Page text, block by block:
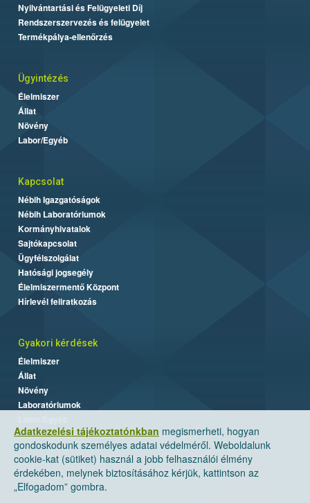
Adatkezelési tájékoztatónkban megismerheti, hogyan
gondoskodunk személyes adatai védelméről. Weboldalunk
cookie-kat (sütiket) használ a jobb felhasználói élmény
érdekében, melynek biztosításához kérjük, kattintson az
„Elfogadom” gombra.
Nyilvántartási és Felügyeleti Díj
Rendszerszervezés és felügyelet
Termékpálya-ellenőrzés
Ügyintézés
Élelmiszer
Állat
Növény
Labor/Egyéb
Kapcsolat
Nébih Igazgatóságok
Nébih Laboratóriumok
Kormányhivatalok
Sajtókapcsolat
Ügyfélszolgálat
Hatósági jogsegély
Élelmiszermentő Központ
Hírlevél feliratkozás
Gyakori kérdések
Élelmiszer
Állat
Növény
Laboratóriumok